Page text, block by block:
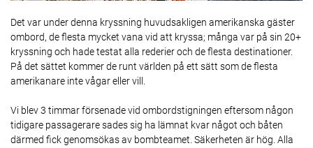
Det var under denna kryssning huvudsakligen amerikanska gäster
ombord, de flesta mycket vana vid att kryssa; många var på sin 20+
kryssning och hade testat alla rederier och de flesta destinationer.
På det sättet kommer de runt världen på ett sätt som de flesta
amerikanare inte vågar eller vill.
Vi blev 3 timmar försenade vid ombordstigningen eftersom någon
tidigare passagerare sades sig ha lämnat kvar något och båten
därmed fick genomsökas av bombteamet. Säkerheten är hög. Alla